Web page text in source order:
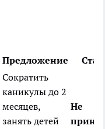
Предложение
Сократить
каникулы до 2
месяцев,
занять детей
Не